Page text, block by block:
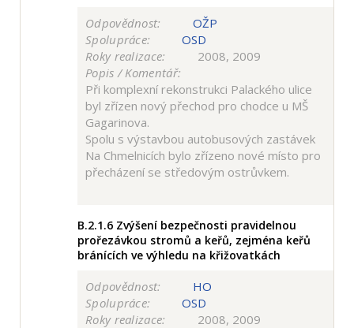
Odpovědnost:
OŽP
Spolupráce:
OSD
Roky realizace:
2008, 2009
Popis / Komentář:
Při komplexní rekonstrukci Palackého ulice
byl zřízen nový přechod pro chodce u MŠ
Gagarinova.
Spolu s výstavbou autobusových zastávek
Na Chmelnicích bylo zřízeno nové místo pro
přecházení se středovým ostrůvkem.
B.2.1.6 Zvýšení bezpečnosti pravidelnou
prořezávkou stromů a keřů, zejména keřů
bránících ve výhledu na křižovatkách
Odpovědnost:
HO
Spolupráce:
OSD
Roky realizace:
2008, 2009